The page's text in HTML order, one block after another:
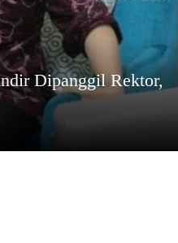
Dipanggil Rektor,